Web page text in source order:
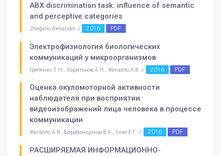
ABX discrimination task: influence of semantic
and perceptive categories
Zhegallo Alexander // 2016 PDF
Электрофизиология биологических
коммуникаций у микроорганизмов
Греченко Т.Н., Харитонов А.Н., Жегалло А.В. // 2016 PDF
Оценка окуломоторной активности
наблюдателя при восприятии
видеоизображений лица человека в процессе
коммуникации
Жегалло А.В., Барабанщиков В.А., Хозе Е.Г. // 2016 PDF
РАСШИРЯЕМАЯ ИНФОРМАЦИОННО-